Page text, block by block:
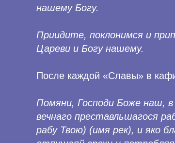
нашему Богу.
Приидите, поклонимся и
Цареви и Богу нашему.
После каждой «Славы» в
Помяни, Господи Боже наш,
вечнаго преставльшагося
рабу Твою) (имя рек), и яко